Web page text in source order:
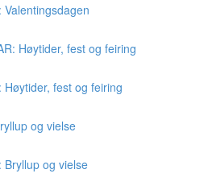
Valentingsdagen
Høytider, fest og feiring
Høytider, fest og feiring
og vielse
Bryllup og vielse